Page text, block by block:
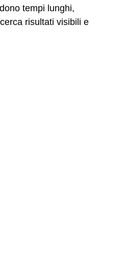
tempi lunghi,
risultati visibili e